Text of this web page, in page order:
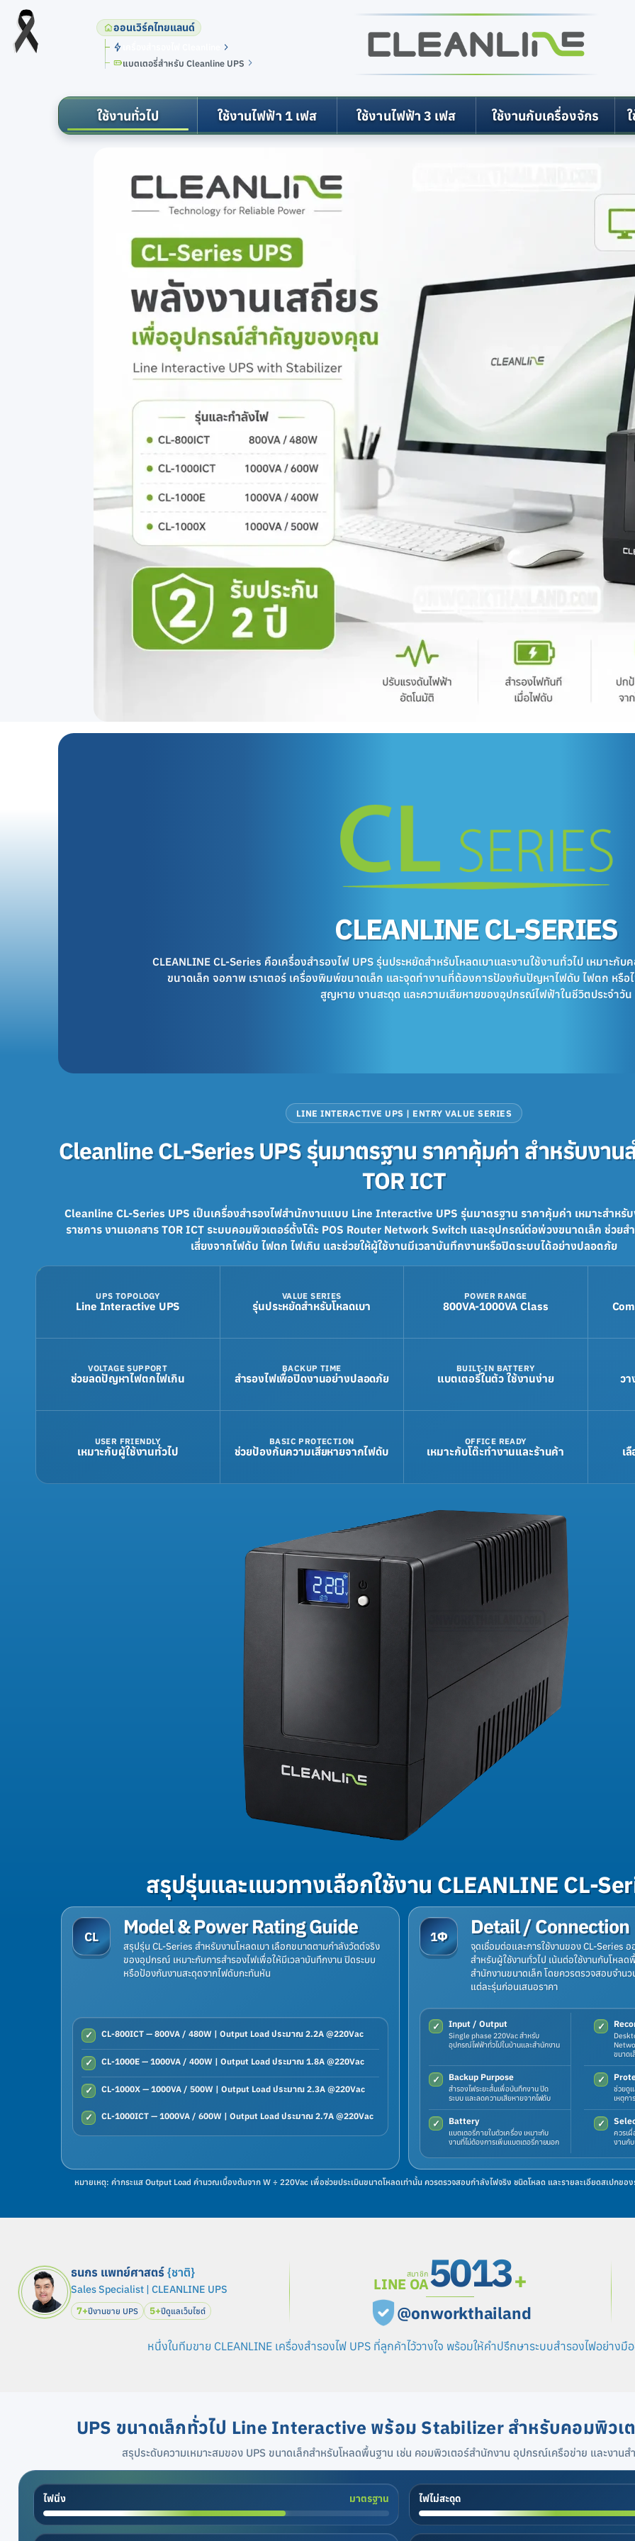
ออนเวิร์คไทยแลนด์
แบตเตอรี่สำหรับ Cleanline UPS
ใช้งานทั่วไป ใช้งานไฟฟ้า 1 เฟส ใช้งานไฟฟ้า 3 เฟส ใช้งานกับเครื่องจักร
CLEANLINE CL-SERIES
CLEANLINE CL-Series คือเครื่องสำรองไฟ UPS รุ่นประหยัดสำหรับโหลดเบาและงานใช้งานทั่วไป เหมาะ
ขนาดเล็ก จอภาพ เราเตอร์ เครื่องพิมพ์ขนาดเล็ก และจุดทำงานที่ต้องการป้องกันปัญหาไฟดับ ไฟตก หรือ
สูญหาย งานสะดุด และความเสียหายของอุปกรณ์ไฟฟ้าในชีวิตประจำวัน
LINE INTERACTIVE UPS | ENTRY VALUE SERIES
Cleanline CL-Series UPS รุ่นมาตรฐาน ราคาคุ้มค่า สำหรับงา
TOR ICT
Cleanline CL-Series UPS เป็นเครื่องสำรองไฟสำนักงานแบบ Line Interactive UPS รุ่นมาตรฐาน ราคาคุ้มค่า เหมาะสำหรั
ราชการ งานเอกสาร TOR ICT ระบบคอมพิวเตอร์ตั้งโต๊ะ POS Router Network Switch และอุปกรณ์ต่อพ่วงขนาดเล็ก ช่วย
เสี่ยงจากไฟดับ ไฟตก ไฟเกิน และช่วยให้ผู้ใช้งานมีเวลาบันทึกงานหรือปิดระบบได้อย่างปลอดภัย
UPS TOPOLOGY
Line Interactive UPS
VALUE SERIES
รุ่นประหยัดสำหรับโหลดเบา
POWER RANGE
800VA-1000VA Class
VOLTAGE SUPPORT
ช่วยลดปัญหาไฟตกไฟเกิน
BACKUP TIME
สำรองไฟเพื่อปิดงานอย่างปลอดภัย
BUILT-IN BATTERY
แบตเตอรี่ในตัว ใช้งานง่าย ว
USER FRIENDLY
เหมาะกับผู้ใช้งานทั่วไป
BASIC PROTECTION
ช่วยป้องกันความเสียหายจากไฟดับ
OFFICE READY
เหมาะกับโต๊ะทำงานและร้านค้า เ
สรุปรุ่นและแนวทางเลือกใช้งาน CLEANLINE CL-
CL Model & Power Rating Guide
สรุปรุ่น CL-Series สำหรับงานโหลดเบา เลือกขนาดตามกำลังวัตต์จริง
ของอุปกรณ์ เหมาะกับการสำรองไฟเพื่อให้มีเวลาบันทึกงาน ปิดระบบ
หรือป้องกันงานสะดุดจากไฟดับกะทันหัน
✓ CL-800ICT — 800VA / 480W | Output Load ประมาณ 2.2A @220Vac
✓ CL-1000E — 1000VA / 400W | Output Load ประมาณ 1.8A @220Vac
✓ CL-1000X — 1000VA / 500W | Output Load ประมาณ 2.3A @220Vac
✓ CL-1000ICT — 1000VA / 600W | Output Load ประมาณ 2.7A @220Vac
1Φ Detail / Connection
จุดเชื่อมต่อและการใช้งานของ CL-Series
สำหรับผู้ใช้งานทั่วไป เน้นต่อใช้งานกับโหลด
สำนักงานขนาดเล็ก โดยควรตรวจสอบจำน
แต่ละรุ่นก่อนเสนอราคา
✓ Input / Output
Single phase 220Vac สำหรับ
อุปกรณ์ไฟฟ้าทั่วไปในบ้านและสำนักงาน
✓
ขนาดเ
✓ Backup Purpose
สำรองไฟระยะสั้นเพื่อบันทึกงาน ปิด
ระบบ และลดความเสียหายจากไฟดับ
✓
ช่วยดูแ
เหตุก
✓ Battery
แบตเตอรี่ภายในตัวเครื่อง เหมาะกับ
งานที่ไม่ต้องการเพิ่มแบตเตอรี่ภายนอก
✓
ควรเผื่
งานกั
หมายเหตุ: ค่ากระแส Output Load คำนวณเบื้องต้นจาก W ÷ 220Vac เพื่อช่วยประเมินขนาดโหลดเท่านั้น ควรตรวจสอบกำลังไฟจริง ชนิดโหลด และรายละเอียดสเปกขอ
ธนกร แพทย์ศาสตร์{ชาติ}
Sales Specialist | CLEANLINE UPS
7+ปีงานขาย UPS 5+ปีดูแลเว็บไซต์
สมาชิก
LINE OA5014+
@onworkthailand
หนึ่งในทีมขาย CLEANLINE เครื่องสำรองไฟ UPS ที่ลูกค้าไว้วางใจ พร้อมให้คำปรึกษาระบบสำรองไฟอย่างมื
UPS ขนาดเล็กทั่วไป Line Interactive พร้อม Stabilizer สำหรับคอมพิวเ
สรุประดับความเหมาะสมของ UPS ขนาดเล็กสำหรับโหลดพื้นฐาน เช่น คอมพิวเตอร์สำนักงาน อุปกรณ์เครือข่าย และงานส
ไฟนิ่ง มาตรฐาน ไฟไม่สะดุด